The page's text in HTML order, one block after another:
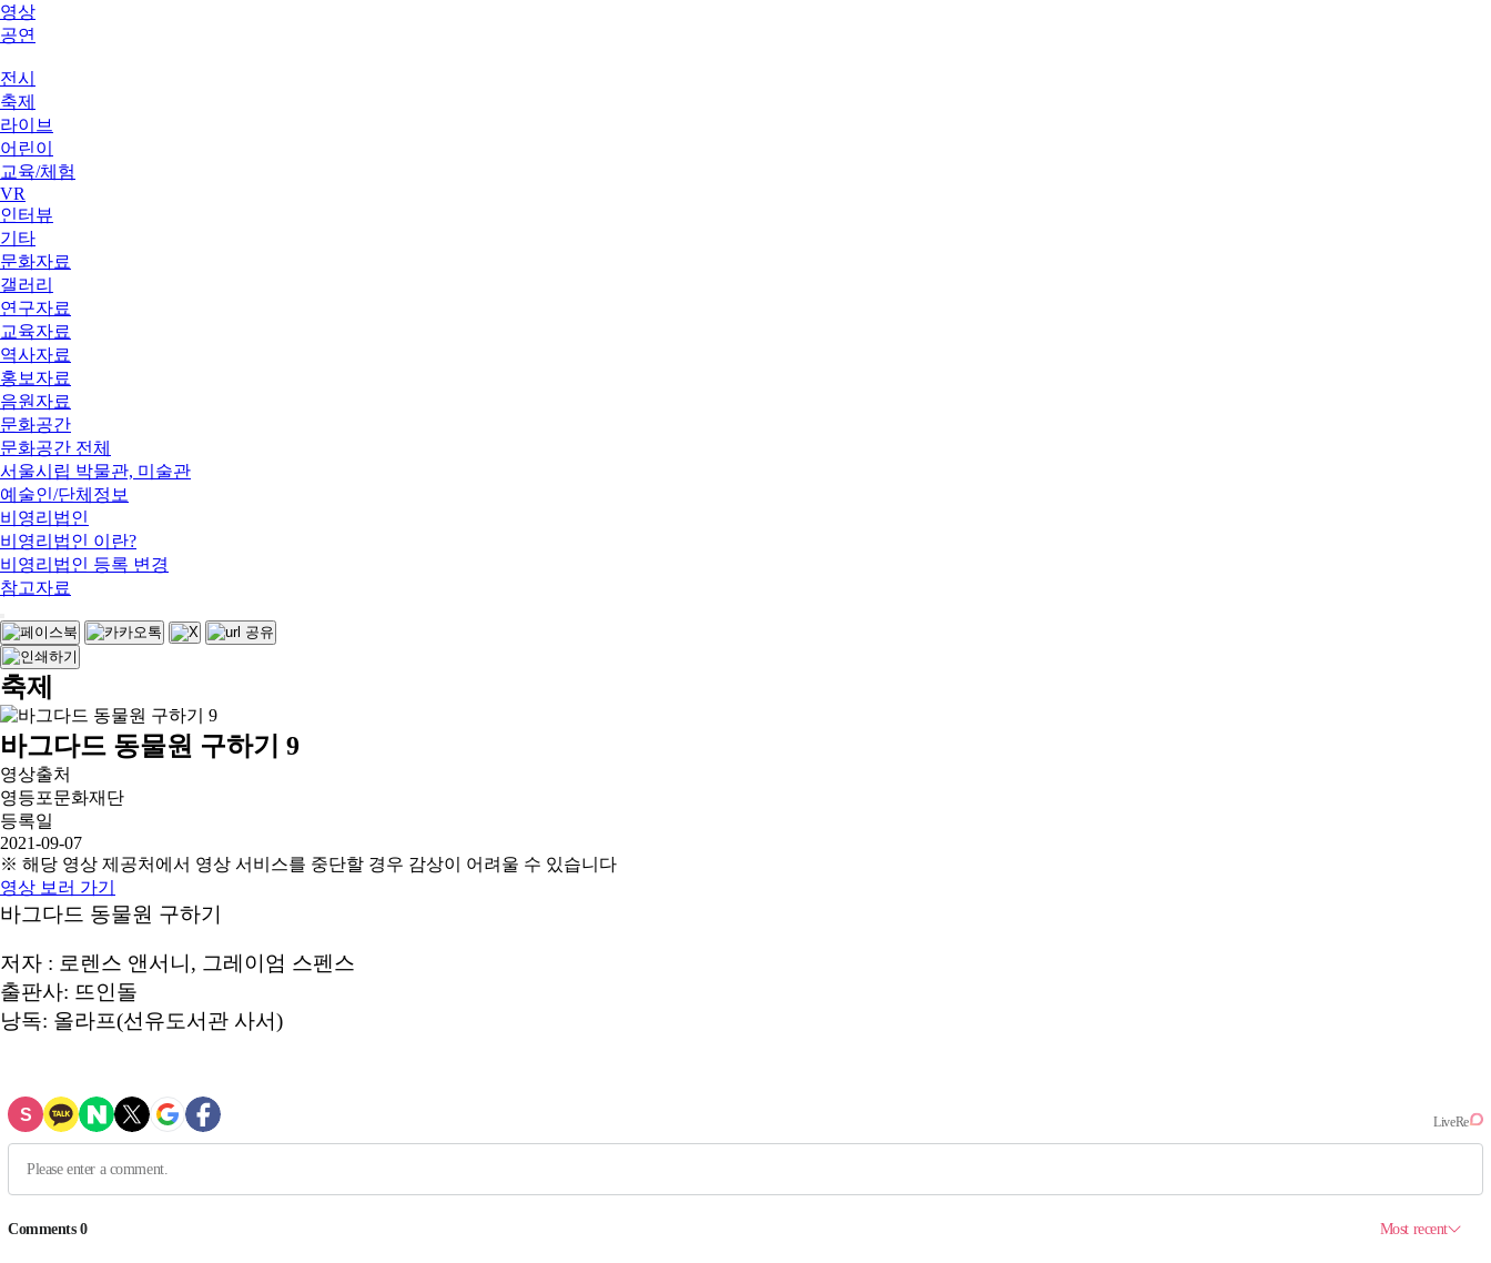
영상
공연
전시
축제
라이브
어린이
교육/체험
VR
인터뷰
기타
문화자료
갤러리
연구자료
교육자료
역사자료
홍보자료
음원자료
문화공간
문화공간 전체
서울시립 박물관, 미술관
예술인/단체정보
비영리법인
비영리법인 이란?
비영리법인 등록 변경
참고자료
축제
바그다드 동물원 구하기 9
영상출처
영등포문화재단
등록일
2021-09-07
※ 해당 영상 제공처에서 영상 서비스를 중단할 경우 감상이 어려울 수 있습니다
영상 보러 가기
바그다드 동물원 구하기
저자 : 로렌스 앤서니, 그레이엄 스펜스
출판사: 뜨인돌
낭독: 올라프(선유도서관 사서)